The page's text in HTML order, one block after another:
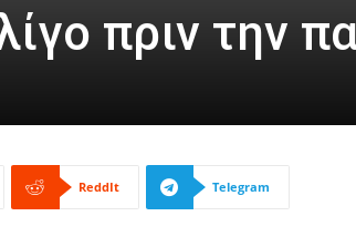
πριν την
ReddIt Telegram